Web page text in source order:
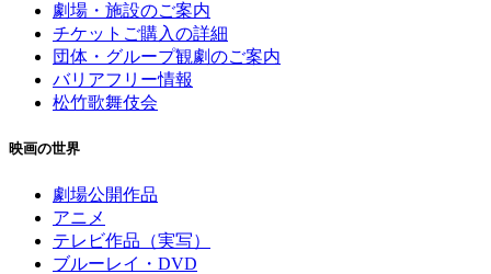
劇場・施設のご案内
チケットご購入の詳細
団体・グループ観劇のご案内
バリアフリー情報
松竹歌舞伎会
映画の世界
劇場公開作品
アニメ
テレビ作品（実写）
ブルーレイ・DVD